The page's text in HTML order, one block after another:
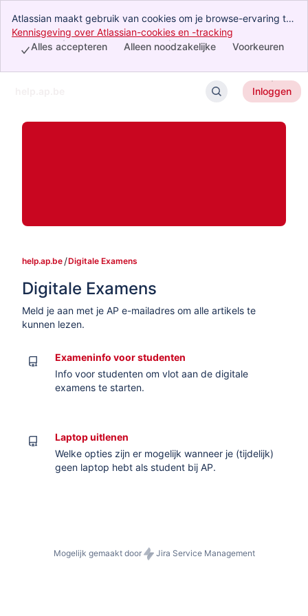
Atlassian maakt gebruik van cookies om je browse-ervaring te
verbeteren, analyses en onderzoek uit te voeren en reclame te
maken. Accepteer alle cookies om aan te geven dat je akkoord
Kennisgeving over Atlassian-cookies en -tracking
Voorkeuren
Alleen noodzakelijke
Alles accepteren
Inloggen
help.ap.be Digitale Examens
Digitale Examens
Meld je aan met je AP e-mailadres om alle artikels te
kunnen lezen.
Exameninfo voor studenten
Info voor studenten om vlot aan de digitale
examens te starten.
Laptop uitlenen
Welke opties zijn er mogelijk wanneer je (tijdelijk)
geen laptop hebt als student bij AP.
Mogelijk gemaakt door Jira Service Management